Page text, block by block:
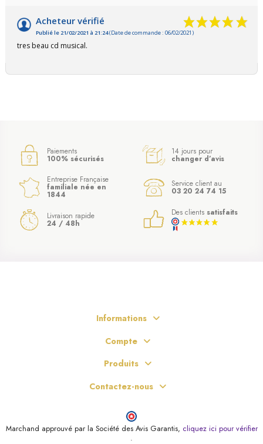
(3 avis)
Acheteur vérifié
Publié le 21/02/2021 à 21:24(Date de commande : 06/02/2021)
tres beau cd musical.
Paiements
100% sécurisés
14 jours pour
changer d’avis
Entreprise Française
familiale née en
1844
Service client au
03 20 24 74 15
Livraison rapide
24 / 48h
Des clients satisfaits
Informations
Compte
Produits
Contactez-nous
Marchand approuvé par la Société des Avis Garantis, cliquez ici pour vérifier
.